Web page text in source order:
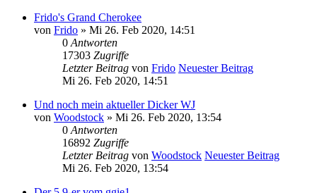
Frido's Grand Cherokee
von Frido » Mi 26. Feb 2020, 14:51
0 Antworten
17303 Zugriffe
Letzter Beitrag von Frido Neuester Beitrag
Mi 26. Feb 2020, 14:51
Und noch mein aktueller Dicker WJ
von Woodstock » Mi 26. Feb 2020, 13:54
0 Antworten
16892 Zugriffe
Letzter Beitrag von Woodstock Neuester Beitrag
Mi 26. Feb 2020, 13:54